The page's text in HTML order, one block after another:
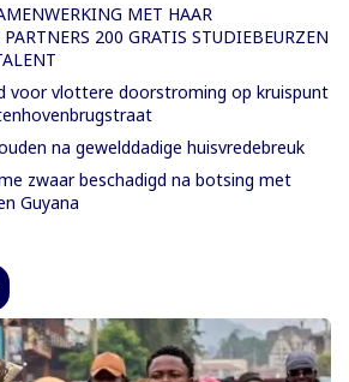
MET HAAR
200 GRATIS STUDIEBEURZEN
voor vlottere doorstroming op kruispunt
na gewelddadige huisvredebreuk
zwaar beschadigd na botsing met
Guyana